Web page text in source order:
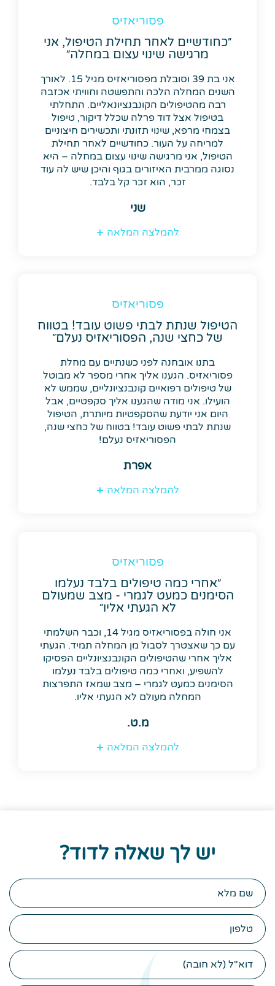
פסוריאזיס
״כחודשיים לאחר תחילת הטיפול, אני
מרגישה שינוי עצום במחלה״
שני
אני בת 39 וסובלת מפסוריאזיס מגיל 15. לאורך
השנים המחלה הלכה והתפשטה וחוויתי אכזבה
רבה מהטיפולים הקונבנציונאליים. התחלתי
בטיפול אצל דוד פרלה שכלל דיקור, טיפול
בצמחי מרפא, שינוי תזונתי ותכשירים חיצוניים
למריחה על העור. כחודשיים לאחר תחילת
הטיפול, אני מרגישה שינוי עצום במחלה – היא
נסוגה ממרבית האיזורים בגוף והיכן שיש לה עוד
זכר, הוא זכר קל בלבד.
להמלצה המלאה
פסוריאזיס
הטיפול שנתת לבתי פשוט עובד! בטווח
של כחצי שנה, הפסוריאזיס נעלם״
אפרת
בתנו אובחנה לפני כשנתיים עם מחלת
פסוריאזיס. הגענו אליך אחרי מספר לא מבוטל
של טיפולים רפואיים קונבנציונליים, שממש לא
הועילו. אני מודה שהגענו אליך סקפטיים, אבל
היום אני יודעת שהסקפטיות מיותרת, הטיפול
שנתת לבתי פשוט עובד! בטווח של כחצי שנה,
הפסוריאזיס נעלם!
להמלצה המלאה
פסוריאזיס
״אחרי כמה טיפולים בלבד נעלמו
הסימנים כמעט לגמרי - מצב שמעולם
לא הגעתי אליו״
מ.ט.
אני חולה בפסוריאזיס מגיל 14, וכבר השלמתי
עם כך שאצטרך לסבול מן המחלה תמיד. הגעתי
אליך אחרי שהטיפולים הקונבנציונליים הפסיקו
להשפיע, ואחרי כמה טיפולים בלבד נעלמו
הסימנים כמעט לגמרי – מצב שמאז התפרצות
המחלה מעולם לא הגעתי אליו.
להמלצה המלאה
יש לך שאלה לדוד?